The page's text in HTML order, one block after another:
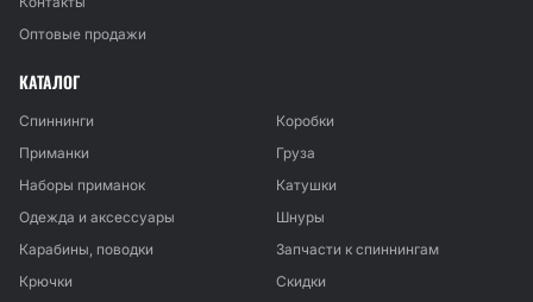
Оптовые продажи
КАТАЛОГ
Спиннинги
Коробки
Приманки
Груза
Наборы приманок
Катушки
Одежда и аксессуары
Шнуры
Карабины, поводки
Запчасти к спиннингам
Крючки
Скидки